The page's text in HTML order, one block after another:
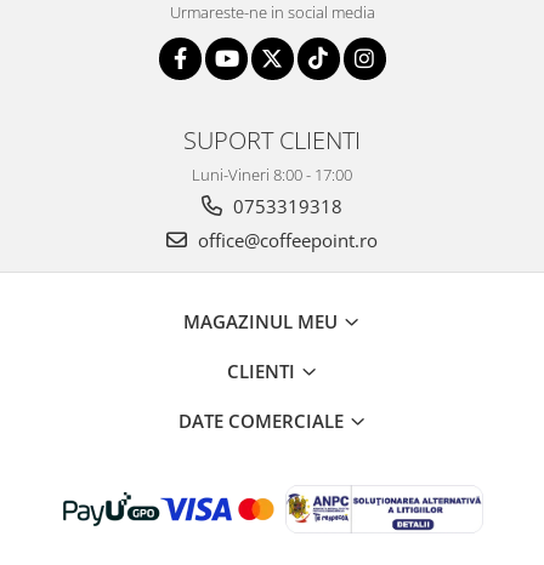
Urmareste-ne in social media
SUPORT CLIENTI
Luni-Vineri 8:00 - 17:00
0753319318
office@coffeepoint.ro
MAGAZINUL MEU
CLIENTI
DATE COMERCIALE